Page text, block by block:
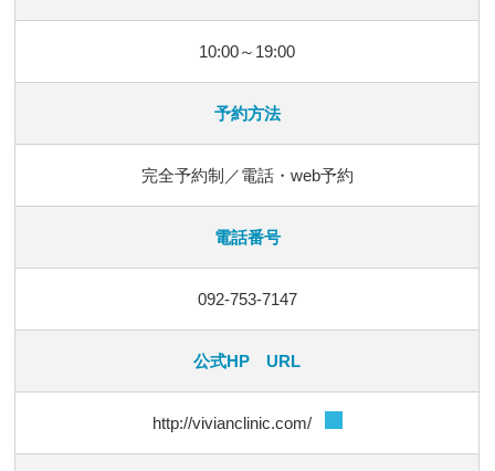
10:00～19:00
予約方法
完全予約制／電話・web予約
電話番号
092-753-7147
公式HP URL
http://vivianclinic.com/